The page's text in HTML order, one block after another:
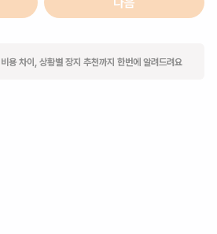
용 차이, 상황별 장지 추천까지 한번에 알려드려요